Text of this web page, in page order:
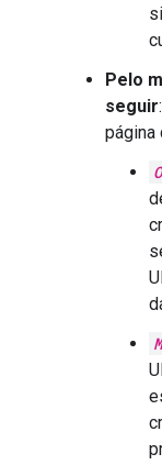
Pelo
seguir
página